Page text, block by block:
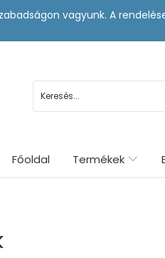
vagyunk. A
Főoldal Termékek